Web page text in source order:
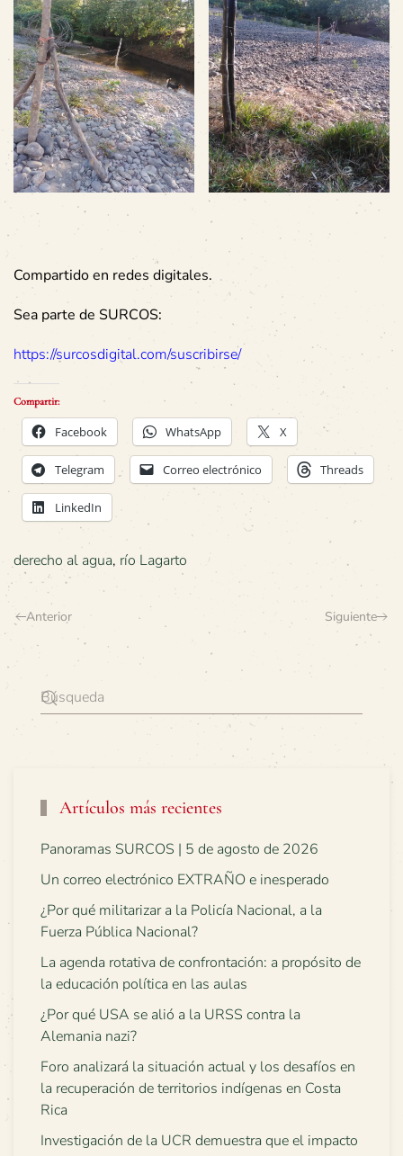
Compartido en redes digitales.
Sea parte de SURCOS:
https://surcosdigital.com/suscribirse/
Compartir:
Facebook WhatsApp X
Telegram Correo electrónico Threads
LinkedIn
derecho al agua, río Lagarto
Anterior Siguiente
Artículos más recientes
Panoramas SURCOS | 5 de agosto de 2026
Un correo electrónico EXTRAÑO e inesperado
¿Por qué militarizar a la Policía Nacional, a la
Fuerza Pública Nacional?
La agenda rotativa de confrontación: a propósito de
la educación política en las aulas
¿Por qué USA se alió a la URSS contra la
Alemania nazi?
Foro analizará la situación actual y los desafíos en
la recuperación de territorios indígenas en Costa
Rica
Investigación de la UCR demuestra que el impacto